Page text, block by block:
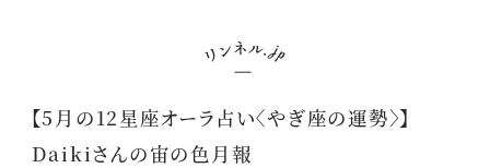
【5月の12星座オーラ占い〈やぎ座の運勢〉】
Daikiさんの宙の色月報